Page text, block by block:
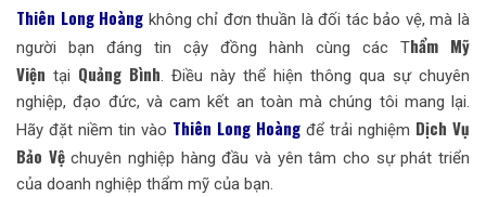
Thiên Long Hoàng không chỉ đơn thuần là đối tác bảo vệ, mà là
người bạn đáng tin cậy đồng hành cùng các Thẩm Mỹ
Viện tại Quảng Bình. Điều này thể hiện thông qua sự chuyên
nghiệp, đạo đức, và cam kết an toàn mà chúng tôi mang lại.
Hãy đặt niềm tin vào Thiên Long Hoàng để trải nghiệm Dịch Vụ
Bảo Vệchuyên nghiệp hàng đầu và yên tâm cho sự phát triển
của doanh nghiệp thẩm mỹ của bạn.